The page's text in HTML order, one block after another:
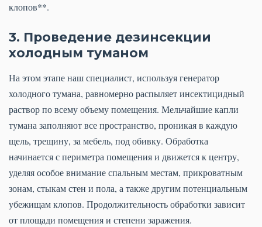
клопов**.
3. Проведение дезинсекции
холодным туманом
На этом этапе наш специалист, используя генератор
холодного тумана, равномерно распыляет инсектицидный
раствор по всему объему помещения. Мельчайшие капли
тумана заполняют все пространство, проникая в каждую
щель, трещину, за мебель, под обивку. Обработка
начинается с периметра помещения и движется к центру,
уделяя особое внимание спальным местам, прикроватным
зонам, стыкам стен и пола, а также другим потенциальным
убежищам клопов. Продолжительность обработки зависит
от площади помещения и степени заражения.